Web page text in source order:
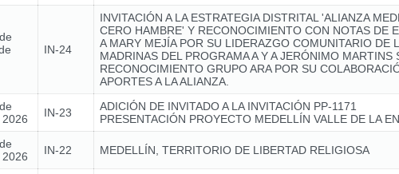
IN-24
INVITACIÓN A LA ESTRATEGIA DISTRITAL 'ALIANZA
CERO HAMBRE' Y RECONOCIMIENTO CON NOTAS DE
A MARY MEJÍA POR SU LIDERAZGO COMUNITARIO DE
MADRINAS DEL PROGRAMA A Y A JERÓNIMO MARTINS
RECONOCIMIENTO GRUPO ARA POR SU
APORTES A LA ALIANZA.
IN-23
ADICIÓN DE INVITADO A LA INVITACIÓN PP-1171
PRESENTACIÓN PROYECTO MEDELLÍN VALLE DE LA
IN-22 MEDELLÍN, TERRITORIO DE LIBERTAD RELIGIOSA